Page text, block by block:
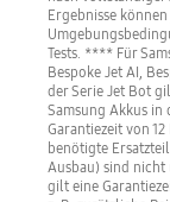
Ergebnisse
Tests. **** Für
Bespoke Jet AI,
der Serie Jet Bot
Samsung Akkus in
Garantiezeit von
benötigte
Ausbau) sind nicht
gilt eine